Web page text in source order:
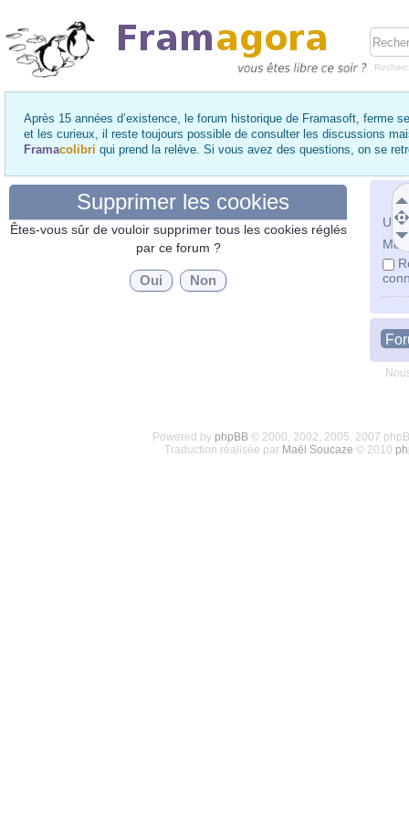
Après 15 années d’existence, le forum historique de Framasoft, ferme
et les curieux, il reste toujours possible de consulter les discussions
Framacolibri qui prend la relève. Si vous avez des questions, on se
Mot
Supprimer les cookies
Êtes-vous sûr de vouloir supprimer tous les cookies réglés
par ce forum ?
Powered by phpBB© 2000, 2002, 2005, 2007
Traduction réalisée par Maël Soucaze © 2010